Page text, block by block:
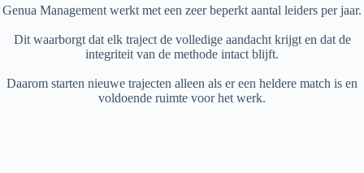
Genua Management werkt met een zeer beperkt aantal leiders per jaar.
Dit waarborgt dat elk traject de volledige aandacht krijgt en dat de
integriteit van de methode intact blijft.
Daarom starten nieuwe trajecten alleen als er een heldere match is en
voldoende ruimte voor het werk.